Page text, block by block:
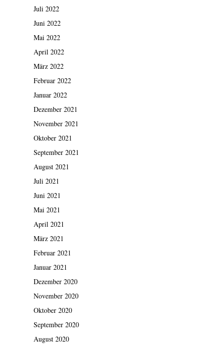
Juli 2022
Juni 2022
Mai 2022
April 2022
März 2022
Februar 2022
Januar 2022
Dezember 2021
November 2021
Oktober 2021
September 2021
August 2021
Juli 2021
Juni 2021
Mai 2021
April 2021
März 2021
Februar 2021
Januar 2021
Dezember 2020
November 2020
Oktober 2020
September 2020
August 2020